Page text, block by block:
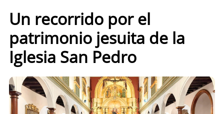
Un recorrido por el
patrimonio jesuita de la
Iglesia San Pedro